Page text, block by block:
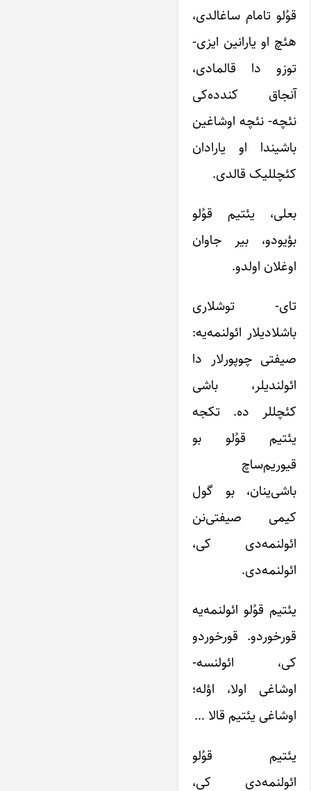
قوُلو تامام ساغالدی،
هئچ او یارانین ایزی-
توزو دا قالمادی،
آنجاق کندده‌کی
نئچه- نئچه اوشاغین
باشیندا او یارادان
کئچللیک قالدی.
بعلی، یئتیم قوُلو
بؤیودو، بیر جاوان
اوغلان اولدو.
تای- توشلاری
باشلادیلار ائولنمه‌یه:
صیفتی چوپورلار دا
ائولندیلر، باشی
کئچللر ده. تکجه
یئتیم قوُلو بو
قیوریم‌ساچ
باشی‌ینان، بو گول
کیمی صیفتی‌نن
ائولنمه‌دی کی،
ائولنمه‌دی.
یئتیم قوُلو ائولنمه‌یه
قورخوردو. قورخوردو
کی، ائولنسه-
اوشاغی اولا، اؤله؛
اوشاغی یئتیم قالا …
یئتیم قوُلو
ائولنمه‌دی کی،